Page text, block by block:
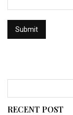
RECENT POST